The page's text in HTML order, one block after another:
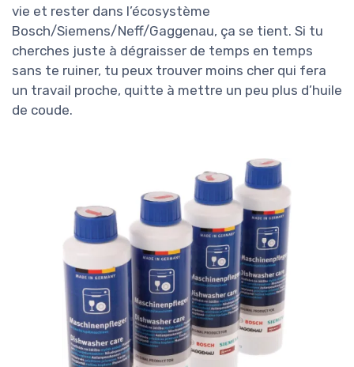
vie et rester dans l’écosystème
Bosch/Siemens/Neff/Gaggenau, ça se tient. Si tu
cherches juste à dégraisser de temps en temps
sans te ruiner, tu peux trouver moins cher qui fera
un travail proche, quitte à mettre un peu plus d’huile
de coude.